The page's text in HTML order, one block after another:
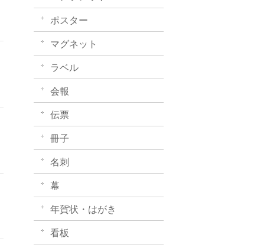
ポスター
マグネット
ラベル
会報
伝票
冊子
名刺
幕
年賀状・はがき
看板